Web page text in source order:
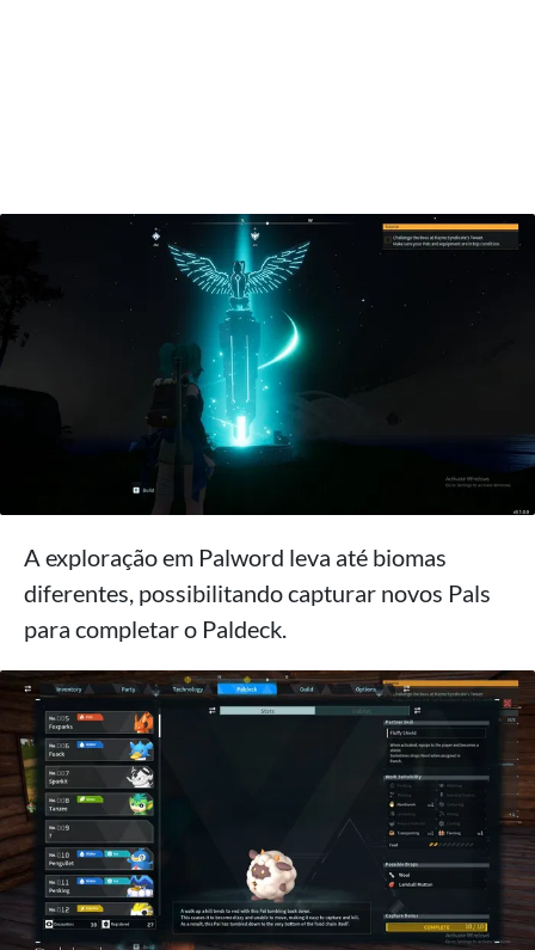
A exploração em Palword leva até biomas
diferentes, possibilitando capturar novos Pals
para completar o Paldeck.